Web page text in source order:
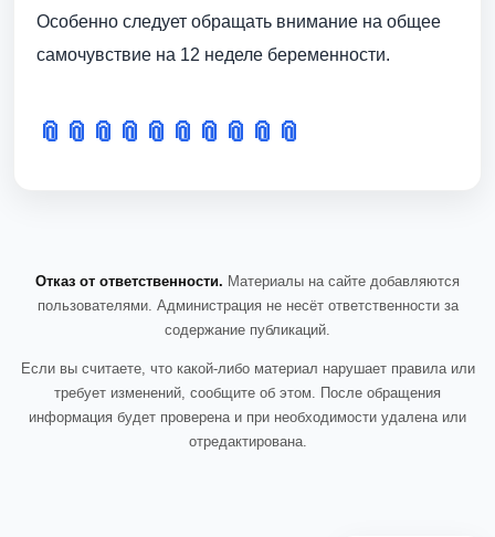
Особенно следует обращать внимание на общее
самочувствие на 12 неделе беременности.
📎 📎 📎 📎 📎 📎 📎 📎 📎 📎
Отказ от ответственности. Материалы на сайте добавляются
пользователями. Администрация не несёт ответственности за
содержание публикаций.
Если вы считаете, что какой-либо материал нарушает правила или
требует изменений, сообщите об этом. После обращения
информация будет проверена и при необходимости удалена или
отредактирована.